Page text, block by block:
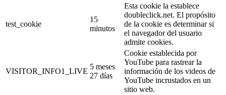
test_cookie
15
minutos
Esta cookie la establece
doubleclick.net. El propósito
de la cookie es determinar si
el navegador del usuario
admite cookies.
VISITOR_INFO1_LIVE
5 meses
27 días
Cookie establecida por
YouTube para rastrear la
información de los videos de
YouTube incrustados en un
sitio web.